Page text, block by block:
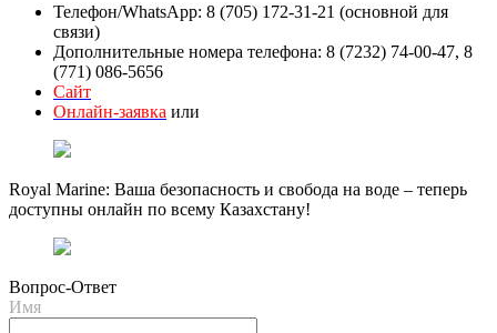
Телефон/WhatsApp: 8 (705) 172-31-21 (основной для
связи)
Дополнительные номера телефона: 8 (7232) 74-00-47, 8
(771) 086-5656
Сайт
Онлайн-заявка или
Royal Marine: Ваша безопасность и свобода на воде – теперь
доступны онлайн по всему Казахстану!
Вопрос-Ответ
Имя